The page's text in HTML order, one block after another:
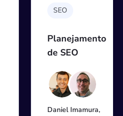
SEO
Planejamento
de SEO
Daniel Imamura,